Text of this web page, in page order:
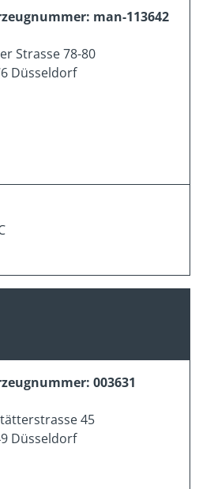
man-113642
Strasse 78-80
Düsseldorf
003631
45
Düsseldorf